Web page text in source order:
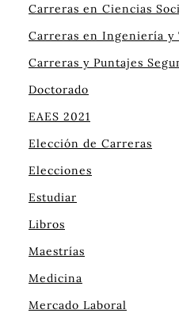
Carreras en Ciencias
Carreras en Ingeniería y
Carreras y Puntajes
Doctorado
EAES 2021
Elección de Carreras
Elecciones
Estudiar
Libros
Maestrías
Medicina
Mercado Laboral